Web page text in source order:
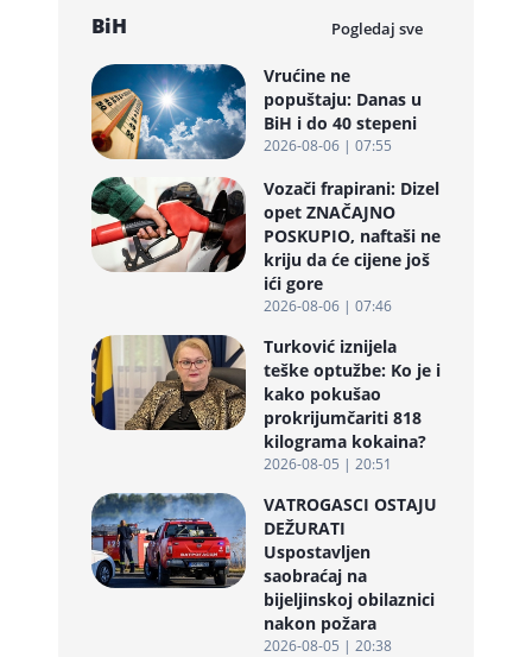
BiH Pogledaj sve
Vrućine ne
popuštaju: Danas u
BiH i do 40 stepeni
2026-08-06 | 07:55
Vozači frapirani: Dizel
opet ZNAČAJNO
POSKUPIO, naftaši ne
kriju da će cijene još
ići gore
2026-08-06 | 07:46
Turković iznijela
teške optužbe: Ko je i
kako pokušao
prokrijumčariti 818
kilograma kokaina?
2026-08-05 | 20:51
VATROGASCI OSTAJU
DEŽURATI
Uspostavljen
saobraćaj na
bijeljinskoj obilaznici
nakon požara
2026-08-05 | 20:38